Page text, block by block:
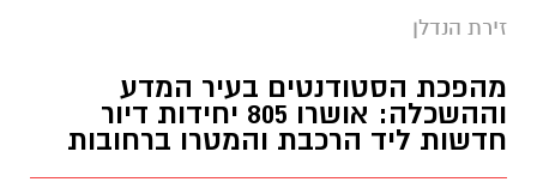
זירת הנדלן
מהפכת הסטודנטים בעיר המדע
וההשכלה: אושרו 805 יחידות דיור
חדשות ליד הרכבת והמטרו ברחובות